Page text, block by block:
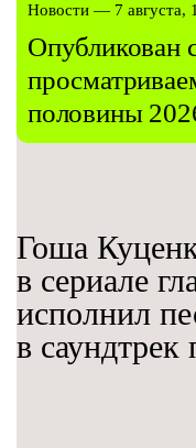
Новости — 7 августа,
Опубликован
половины
Гоша
в сериале
исполнил
в саундтрек